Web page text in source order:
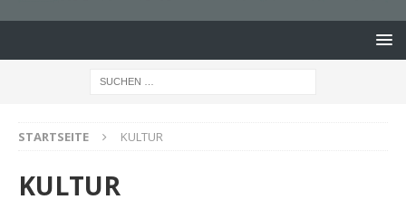
STARTSEITE KULTUR
KULTUR